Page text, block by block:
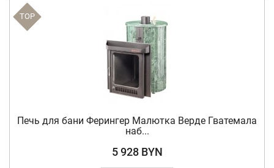
TOP
Печь для бани Ферингер Малютка Верде Гватемала
наб...
5 928 BYN